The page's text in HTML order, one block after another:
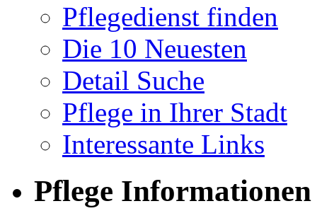
Pflegedienst finden
Die 10 Neuesten
Detail Suche
Pflege in Ihrer Stadt
Interessante Links
Pflege Informationen